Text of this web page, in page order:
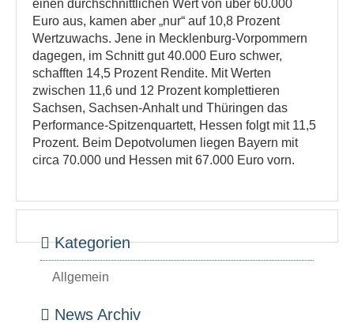
einen durchschnittlichen Wert von über 60.000
Euro aus, kamen aber „nur“ auf 10,8 Prozent
Wertzuwachs. Jene in Mecklenburg-Vorpommern
dagegen, im Schnitt gut 40.000 Euro schwer,
schafften 14,5 Prozent Rendite. Mit Werten
zwischen 11,6 und 12 Prozent komplettieren
Sachsen, Sachsen-Anhalt und Thüringen das
Performance-Spitzenquartett, Hessen folgt mit 11,5
Prozent. Beim Depotvolumen liegen Bayern mit
circa 70.000 und Hessen mit 67.000 Euro vorn.
Kategorien
Allgemein
News Archiv